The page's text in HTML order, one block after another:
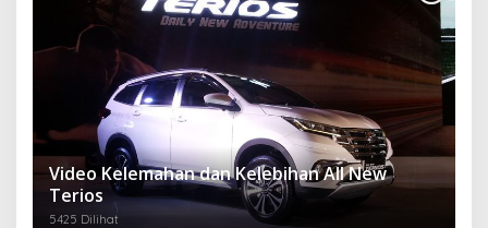
Video Kelemahan dan Kelebihan All New
Terios
5425 Dilihat